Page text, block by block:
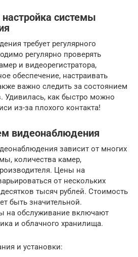
системы
требует регулярного
регулярно проверять
и видеорегистратора,
обеспечение, настраивать
важно следить за состоянием
Удивилась, как быстро можно
из-за плохого контакта!
видеонаблюдения
зависит от многих
количества камер,
Цены на
от нескольких
тысяч рублей. Стоимость
быть значительной.
на обслуживание включают
и облачного хранилища.
и установки: